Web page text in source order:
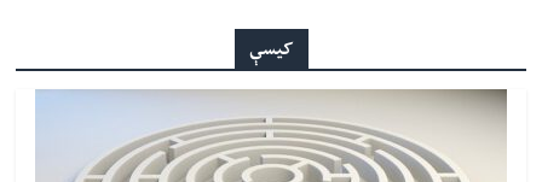
کیسې